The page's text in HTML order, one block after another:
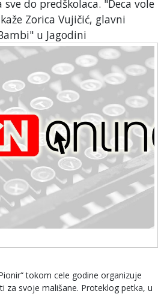
do predškolaca. "Deca vole
Zorica Vujičić, glavni
u Jagodini
tokom cele godine organizuje
za svoje mališane. Proteklog petka, u